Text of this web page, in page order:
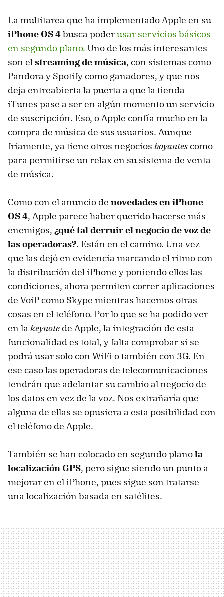
La multitarea que ha implementado Apple en su
iPhone OS 4busca poderusar servicios básicos
en segundo plano. Uno de los más interesantes
son elstreaming de música, con sistemas como
Pandora y Spotify como ganadores, y que nos
deja entreabierta la puerta a que la tienda
iTunes pase a ser en algún momento un servicio
de suscripción. Eso, o Apple confía mucho en la
compra de música de sus usuarios. Aunque
friamente, ya tiene otros negocios boyantescomo
para permitirse un relax en su sistema de venta
de música.
Como con el anuncio de novedades en iPhone
OS 4, Apple parece haber querido hacerse más
enemigos, ¿qué tal derruir el negocio de voz de
las operadoras?. Están en el camino. Una vez
que las dejó en evidencia marcando el ritmo con
la distribución del iPhone y poniendo ellos las
condiciones, ahora permiten correr aplicaciones
de VoiP como Skype mientras hacemos otras
cosas en el teléfono. Por lo que se ha podido ver
en la keynote de Apple, la integración de esta
funcionalidad es total, y falta comprobar si se
podrá usar solo con WiFi o también con 3G. En
ese caso las operadoras de telecomunicaciones
tendrán que adelantar su cambio al negocio de
los datos en vez de la voz. Nos extrañaría que
alguna de ellas se opusiera a esta posibilidad con
el teléfono de Apple.
También se han colocado en segundo planola
localización GPS, pero sigue siendo un punto a
mejorar en el iPhone, pues sigue son tratarse
una localización basada en satélites.